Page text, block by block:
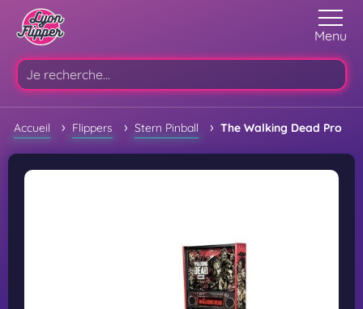
Menu
Accueil › Flippers › Stern Pinball › The Walking Dead Pro